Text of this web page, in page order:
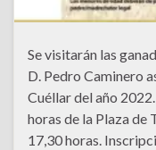
Se visitarán las
D. Pedro Caminero
Cuéllar del año
horas de la Plaza de
17,30 horas.